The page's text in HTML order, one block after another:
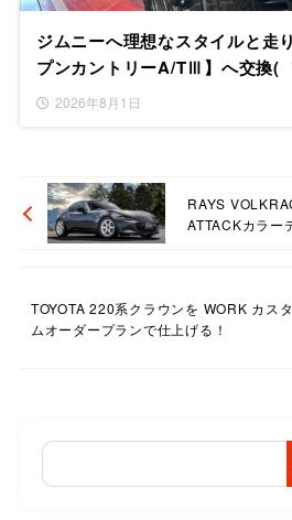
ジムニーへ理想なスタイルと走
プンカントリーA/TⅢ】へ交換(
2026年8月1日
RAYS
ATTACKカラー
TOYOTA 220系クラウンを WORK カスタ
ムオーダープランで仕上げる！